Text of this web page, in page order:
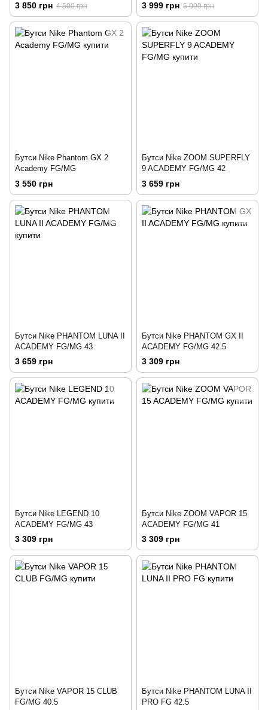
3 850 грн 4 500 грн 3 999 грн 5 000 грн
Бутси Nike Phantom GX 2
Academy FG/MG
3 550 грн
Бутси Nike ZOOM SUPERFLY
9 ACADEMY FG/MG 42
3 659 грн
Бутси Nike PHANTOM LUNA II
ACADEMY FG/MG 43
3 659 грн
Бутси Nike PHANTOM GX II
ACADEMY FG/MG 42.5
3 309 грн
Бутси Nike LEGEND 10
ACADEMY FG/MG 43
3 309 грн
Бутси Nike ZOOM VAPOR 15
ACADEMY FG/MG 41
3 309 грн
Бутси Nike VAPOR 15 CLUB
FG/MG 40.5
Бутси Nike PHANTOM LUNA II
PRO FG 42.5